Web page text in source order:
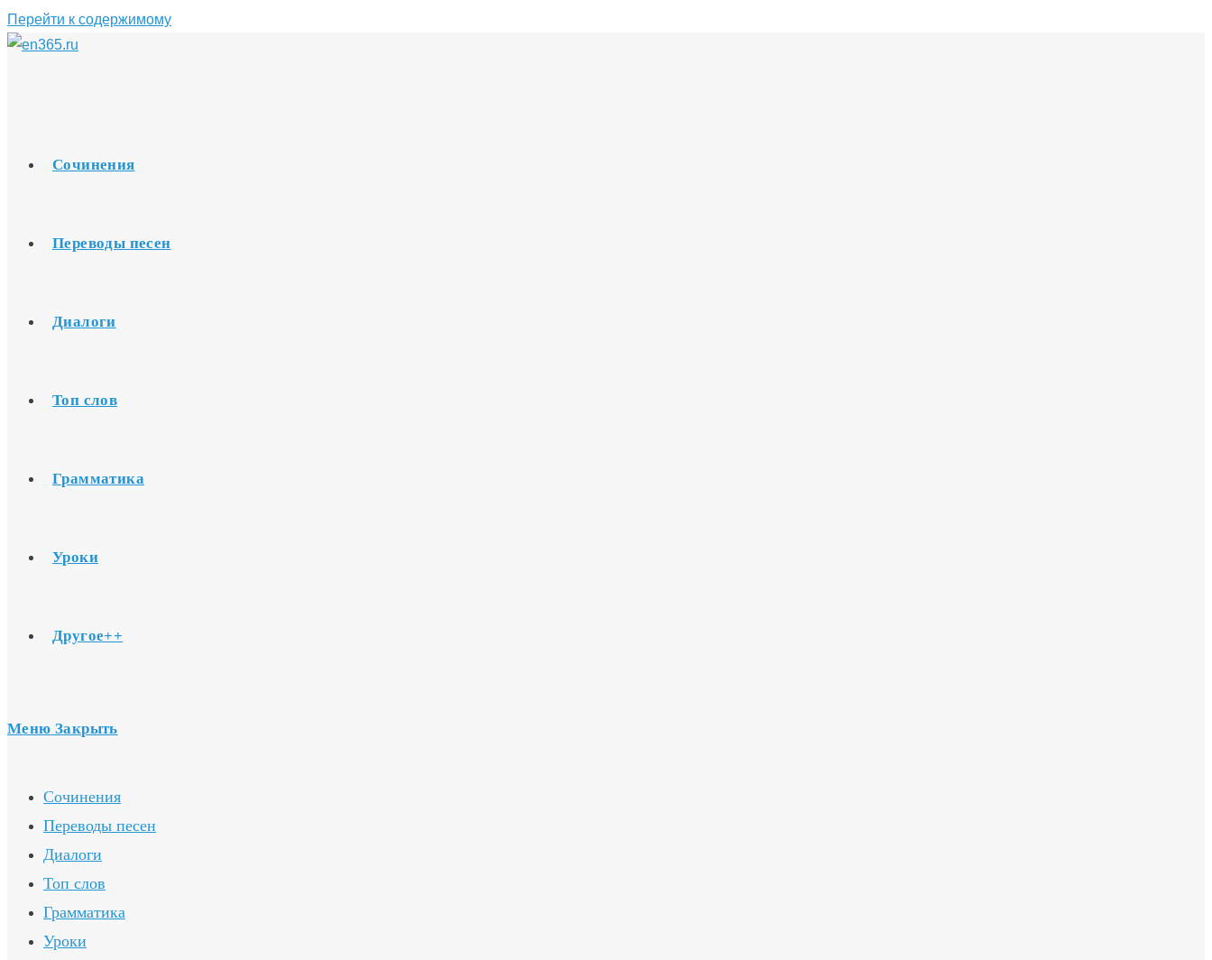
Перейти к содержимому
Сочинения
Переводы песен
Диалоги
Топ слов
Грамматика
Уроки
Другое++
Меню Закрыть
Сочинения
Переводы песен
Диалоги
Топ слов
Грамматика
Уроки